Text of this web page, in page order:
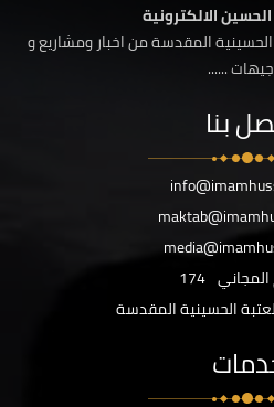
الحسين الالكترونية
المقدسة من اخبار ومشاريع و
......
بنا
المجاني 174
الحسينية المقدسة